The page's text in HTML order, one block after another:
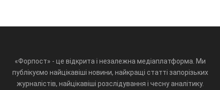
«Форпост» - це відкрита і незалежна медіаплатформа. Ми
публікуємо найцікавіші новини, найкращі статті запорізьких
журналістів, найцікавіші розслідування і чесну аналітику.